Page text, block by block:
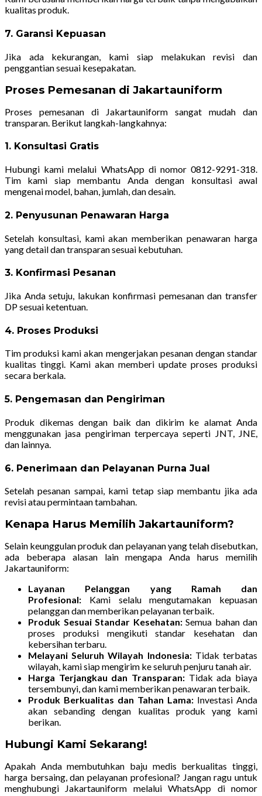
kualitas produk.
7. Garansi Kepuasan
Jika ada kekurangan, kami siap melakukan revisi dan
penggantian sesuai kesepakatan.
Proses Pemesanan di Jakartauniform
Proses pemesanan di Jakartauniform sangat mudah dan
transparan. Berikut langkah-langkahnya:
1. Konsultasi Gratis
Hubungi kami melalui WhatsApp di nomor 0812-9291-318.
Tim kami siap membantu Anda dengan konsultasi awal
mengenai model, bahan, jumlah, dan desain.
2. Penyusunan Penawaran Harga
Setelah konsultasi, kami akan memberikan penawaran harga
yang detail dan transparan sesuai kebutuhan.
3. Konfirmasi Pesanan
Jika Anda setuju, lakukan konfirmasi pemesanan dan transfer
DP sesuai ketentuan.
4. Proses Produksi
Tim produksi kami akan mengerjakan pesanan dengan standar
kualitas tinggi. Kami akan memberi update proses produksi
secara berkala.
5. Pengemasan dan Pengiriman
Produk dikemas dengan baik dan dikirim ke alamat Anda
menggunakan jasa pengiriman terpercaya seperti JNT, JNE,
dan lainnya.
6. Penerimaan dan Pelayanan Purna Jual
Setelah pesanan sampai, kami tetap siap membantu jika ada
revisi atau permintaan tambahan.
Kenapa Harus Memilih Jakartauniform?
Selain keunggulan produk dan pelayanan yang telah disebutkan,
ada beberapa alasan lain mengapa Anda harus memilih
Jakartauniform:
Layanan Pelanggan yang Ramah dan
Profesional: Kami selalu mengutamakan kepuasan
pelanggan dan memberikan pelayanan terbaik.
Produk Sesuai Standar Kesehatan:Semua bahan dan
proses produksi mengikuti standar kesehatan dan
kebersihan terbaru.
Melayani Seluruh Wilayah Indonesia:Tidak terbatas
wilayah, kami siap mengirim ke seluruh penjuru tanah air.
Harga Terjangkau dan Transparan: Tidak ada biaya
tersembunyi, dan kami memberikan penawaran terbaik.
Produk Berkualitas dan Tahan Lama: Investasi Anda
akan sebanding dengan kualitas produk yang kami
berikan.
Hubungi Kami Sekarang!
Apakah Anda membutuhkan baju medis berkualitas tinggi,
harga bersaing, dan pelayanan profesional? Jangan ragu untuk
menghubungi Jakartauniform melalui WhatsApp di nomor